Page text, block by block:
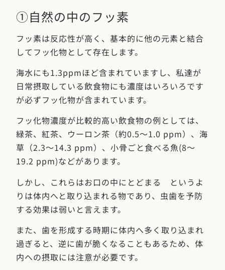
①自然の中のフッ素
フッ素は反応性が高く、基本的に他の元素と結合
してフッ化物として存在します。
海水にも1.3ppmほど含まれていますし、私達が
日常摂取している飲食物にも濃度はいろいろです
が必ずフッ化物が含まれています。
フッ化物濃度が比較的高い飲食物の例としては、
緑茶、紅茶、ウーロン茶（約0.5～1.0 ppm）、海
草（2.3～14.3 ppm）、小骨ごと食べる魚(8～
19.2 ppm)などがあります。
しかし、これらはお口の中にとどまる というよ
りは体内へと取り込まれる物であり、虫歯を予防
する効果は弱いと言えます。
また、歯を形成する時期に体内へ多く取り込まれ
過ぎると、逆に歯が脆くなることもあるため、体
内への摂取には注意が必要です。